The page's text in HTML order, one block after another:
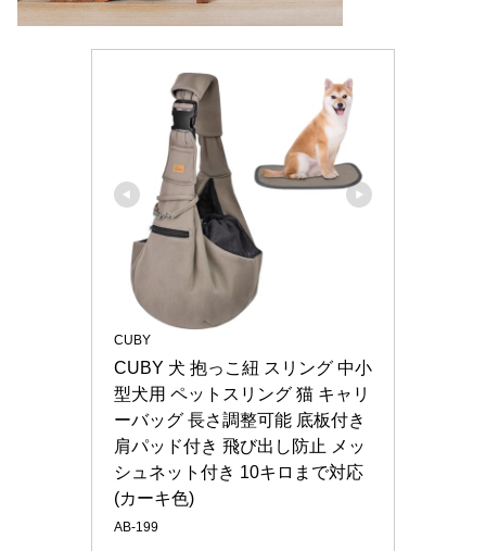
CUBY
CUBY 犬 抱っこ紐 スリング 中小
型犬用 ペットスリング 猫 キャリ
ーバッグ 長さ調整可能 底板付き
肩パッド付き 飛び出し防止 メッ
シュネット付き 10キロまで対応
(カーキ色)
AB-199